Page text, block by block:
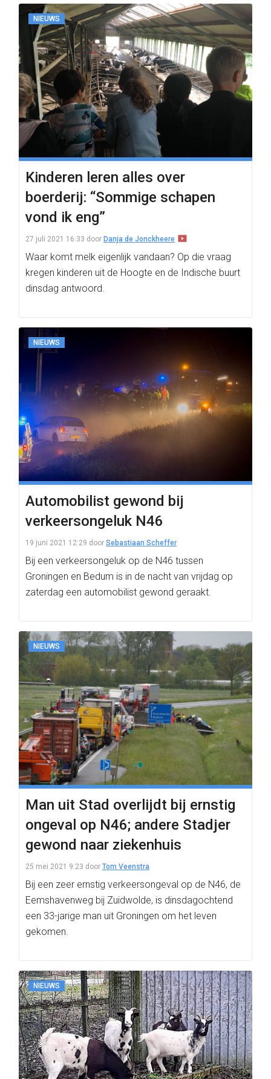
NIEUWS
Kinderen leren alles over
boerderij: “Sommige schapen
vond ik eng”
27 juli 2021 16:33 door Danja de Jonckheere
Waar komt melk eigenlijk vandaan? Op die vraag
kregen kinderen uit de Hoogte en de Indische buurt
dinsdag antwoord.
NIEUWS
Automobilist gewond bij
verkeersongeluk N46
19 juni 2021 12:29 door Sebastiaan Scheffer
Bij een verkeersongeluk op de N46 tussen
Groningen en Bedum is in de nacht van vrijdag op
zaterdag een automobilist gewond geraakt.
NIEUWS
Man uit Stad overlijdt bij ernstig
ongeval op N46; andere Stadjer
gewond naar ziekenhuis
25 mei 2021 9:23 door Tom Veenstra
Bij een zeer ernstig verkeersongeval op de N46, de
Eemshavenweg bij Zuidwolde, is dinsdagochtend
een 33-jarige man uit Groningen om het leven
gekomen.
NIEUWS